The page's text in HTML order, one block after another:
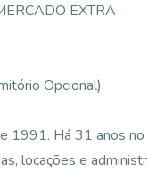
EXTRA
Opcional)
1991. Há 31 anos
locações e